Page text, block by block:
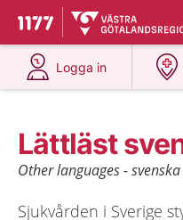
Till startsidan för 1177
Du har valt region
Logga in
på 1177.se
Lättläst
Other languages -
Sjukvården i Sverige